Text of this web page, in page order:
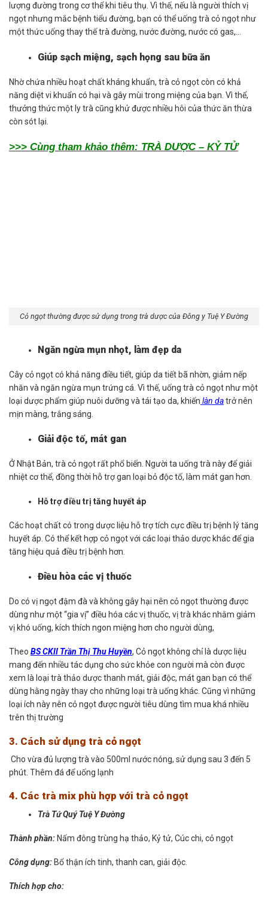
lượng đường trong cơ thể khi tiêu thụ. Vì thế, nếu là người thích vị
ngọt nhưng mắc bệnh tiểu đường, bạn có thể uống trà cỏ ngọt như
một thức uống thay thế trà đường, nước đường, nước có gas,…
Giúp sạch miệng, sạch họng sau bữa ăn
Nhờ chứa nhiều hoạt chất kháng khuẩn, trà cỏ ngọt còn có khả
năng diệt vi khuẩn có hại và gây mùi trong miệng của bạn. Vì thể,
thưởng thức một ly trà cũng khử được nhiều hôi của thức ăn thừa
còn sót lại.
>>> Cùng tham khảo thêm: TRÀ DƯỢC – KỶ TỬ
Cỏ ngọt thường được sử dụng trong trà dược của Đông y Tuệ Y Đường
Ngăn ngừa mụn nhọt, làm đẹp da
Cây cỏ ngọt có khả năng điều tiết, giúp da tiết bã nhờn, giảm nếp
nhăn và ngăn ngừa mụn trứng cá. Vì thế, uống trà cỏ ngọt như một
loại dược phẩm giúp nuôi dưỡng và tái tạo da, khiến làn datrở nên
mịn màng, trắng sáng.
Giải độc tố, mát gan
Ở Nhật Bản, trà cỏ ngọt rất phổ biến. Người ta uống trà này để giải
nhiệt cơ thể, đồng thời hỗ trợ gan loại bỏ độc tố, làm mát gan hơn.
Hỗ trợ điều trị tăng huyết áp
Các hoạt chất có trong dược liệu hỗ trợ tích cực điều trị bệnh lý tăng
huyết áp. Có thể kết hợp cỏ ngọt với các loại thảo dược khác để gia
tăng hiệu quả điều trị bệnh hơn.
Điều hòa các vị thuốc
Do có vị ngọt đậm đà và không gây hại nên cỏ ngọt thường được
dùng như một “gia vị” điều hóa các vị thuốc, vị trà khác nhằm giảm
vị khó uống, kích thích ngon miệng hơn cho người dùng,
Theo BS CKII Trần Thị Thu Huyền, Cỏ ngọt không chỉ là dược liệu
mang đến nhiều tác dụng cho sức khỏe con người mà còn được
xem là loại trà thảo dược thanh mát, giải độc, mát gan bạn có thể
dùng hằng ngày thay cho những loại trà uống khác. Cũng vì những
loại ích này nên cỏ ngọt được người tiêu dùng tìm mua khá nhiều
trên thị trường
3. Cách sử dụng trà cỏ ngọt
Cho vừa đủ lượng trà vào 500ml nước nóng, sử dụng sau 3 đến 5
phút. Thêm đá để uống lạnh
4. Các trà mix phù hợp với trà cỏ ngọt
Trà Tứ Quý Tuệ Y Đường
Thành phần: Nấm đông trùng hạ thảo, Kỷ tử, Cúc chi, cỏ ngọt
Công dụng: Bổ thận ích tinh, thanh can, giải độc.
Thích hợp cho: